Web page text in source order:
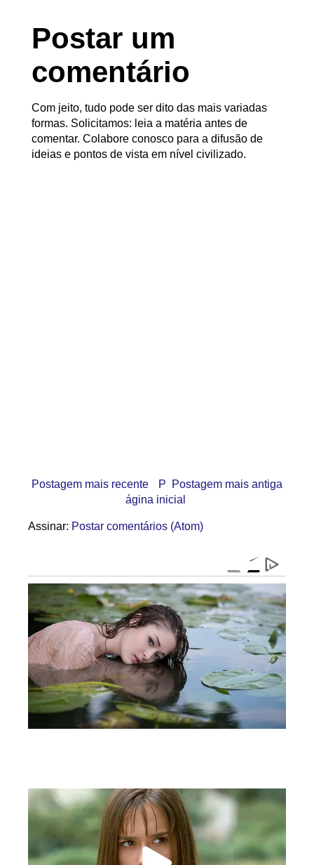
Postar um
comentário
Com jeito, tudo pode ser dito das mais variadas
formas. Solicitamos: leia a matéria antes de
comentar. Colabore conosco para a difusão de
ideias e pontos de vista em nível civilizado.
Postagem mais recente Postagem mais antiga
P
ágina inicial
Assinar: Postar comentários (Atom)